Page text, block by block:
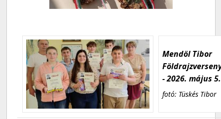
Mendöl Tibor
- 2026. május 5.
fotó: Tüskés Tibor